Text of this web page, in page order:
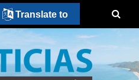
Translate to